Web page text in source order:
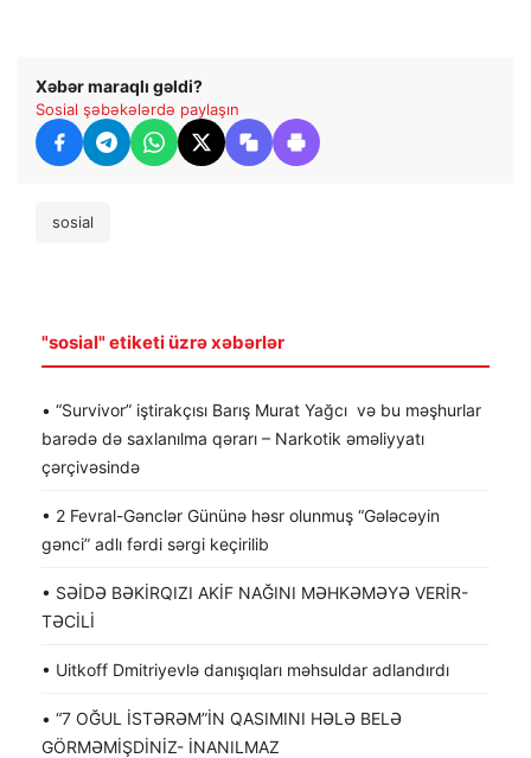
Xəbər maraqlı gəldi?
Sosial şəbəkələrdə paylaşın
sosial
"sosial" etiketi üzrə xəbərlər
• “Survivor” iştirakçısı Barış Murat Yağcı və bu məşhurlar
barədə də saxlanılma qərarı – Narkotik əməliyyatı
çərçivəsində
• 2 Fevral-Gənclər Gününə həsr olunmuş “Gələcəyin
gənci” adlı fərdi sərgi keçirilib
• SƏİDƏ BƏKİRQIZI AKİF NAĞINI MƏHKƏMƏYƏ VERİR-
TƏCİLİ
• Uitkoff Dmitriyevlə danışıqları məhsuldar adlandırdı
• “7 OĞUL İSTƏRƏM”İN QASIMINI HƏLƏ BELƏ
GÖRMƏMİŞDİNİZ- İNANILMAZ